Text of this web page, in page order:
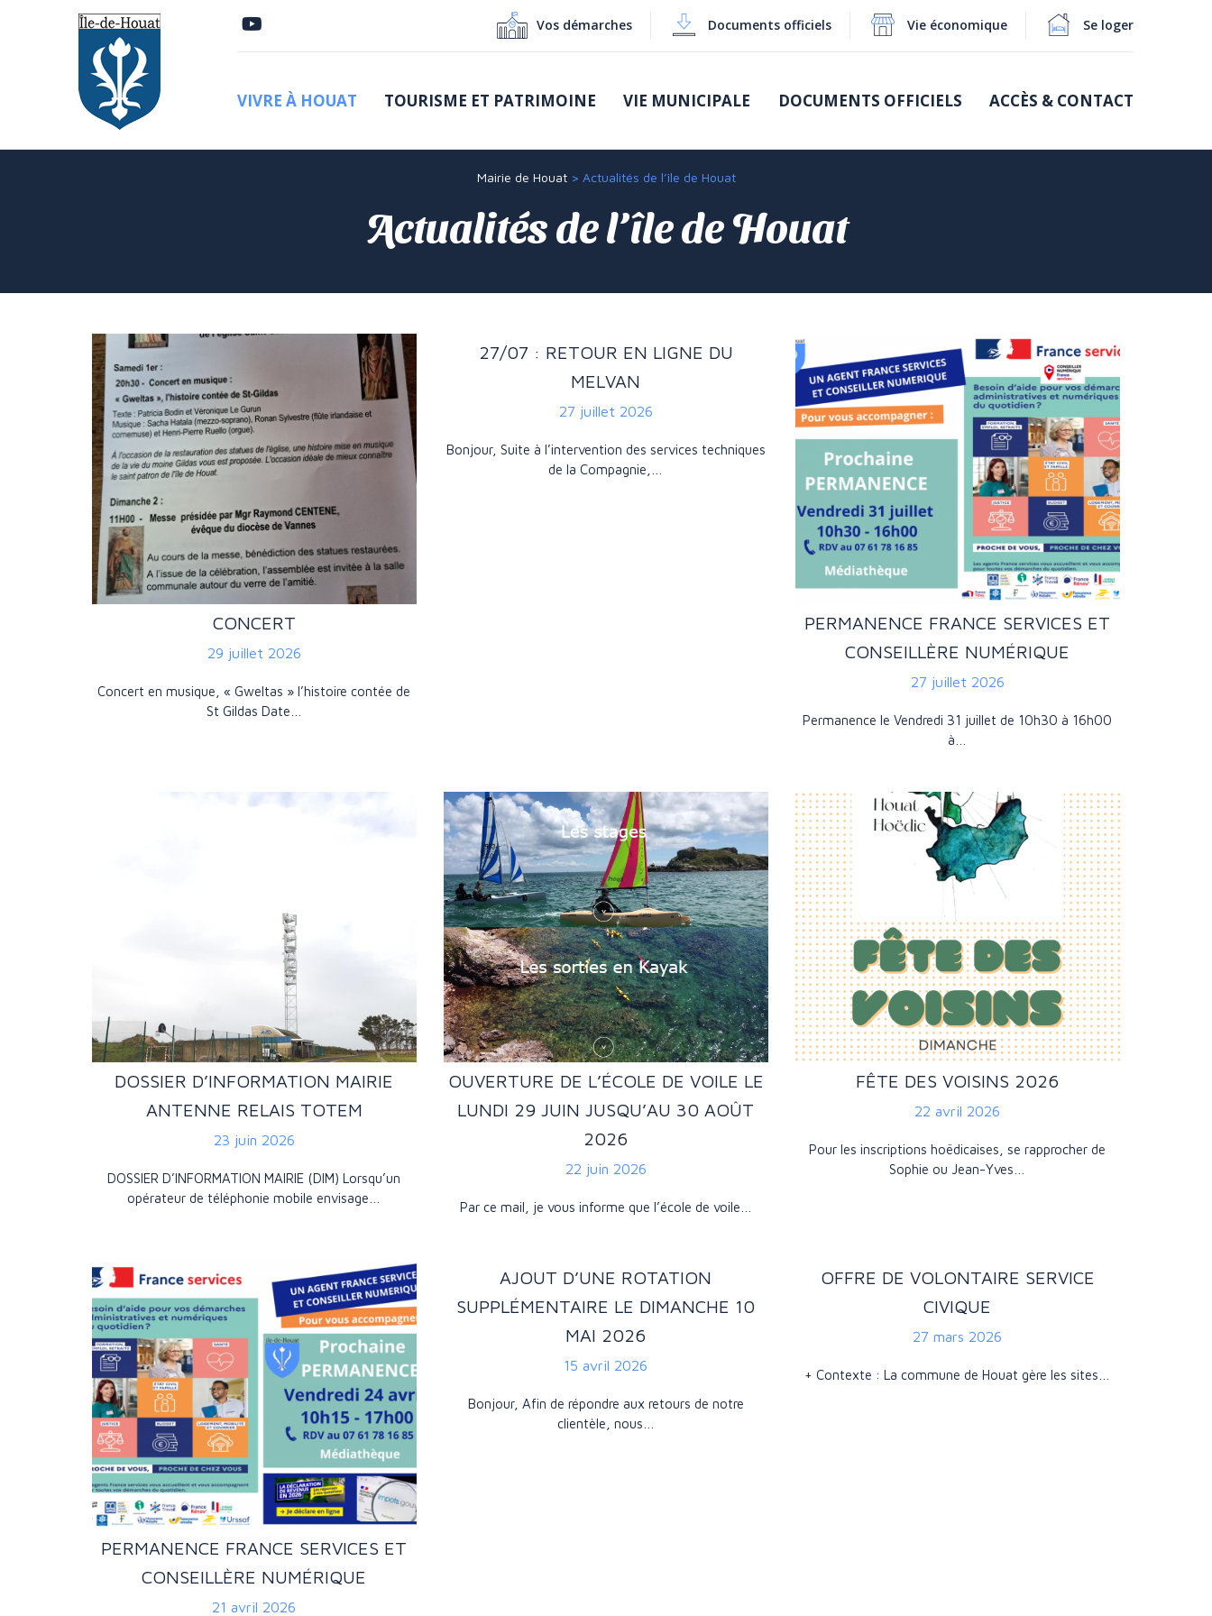
Vos démarches Documents officiels Vie économique Se loger
VIVRE À HOUAT TOURISME ET PATRIMOINE VIE MUNICIPALE DOCUMENTS OFFICIELS ACCÈS & CONTACT
Mairie de Houat> Actualités de l’île de Houat
Actualités de l’île de Houat
CONCERT
29 juillet 2026
Concert en musique, « Gweltas » l’histoire contée de
St Gildas Date…
27/07 : RETOUR EN LIGNE DU
MELVAN
27 juillet 2026
Bonjour, Suite à l’intervention des services techniques
de la Compagnie,…
PERMANENCE FRANCE SERVICES ET
CONSEILLÈRE NUMÉRIQUE
27 juillet 2026
Permanence le Vendredi 31 juillet de 10h30 à 16h00
à…
DOSSIER D’INFORMATION MAIRIE
ANTENNE RELAIS TOTEM
23 juin 2026
DOSSIER D’INFORMATION MAIRIE (DIM) Lorsqu’un
opérateur de téléphonie mobile envisage…
OUVERTURE DE L’ÉCOLE DE VOILE LE
LUNDI 29 JUIN JUSQU’AU 30 AOÛT
2026
22 juin 2026
Par ce mail, je vous informe que l’école de voile…
FÊTE DES VOISINS 2026
22 avril 2026
Pour les inscriptions hoëdicaises, se rapprocher de
Sophie ou Jean-Yves…
PERMANENCE FRANCE SERVICES ET
CONSEILLÈRE NUMÉRIQUE
21 avril 2026
AJOUT D’UNE ROTATION
SUPPLÉMENTAIRE LE DIMANCHE 10
MAI 2026
15 avril 2026
Bonjour, Afin de répondre aux retours de notre
clientèle, nous…
OFFRE DE VOLONTAIRE SERVICE
CIVIQUE
27 mars 2026
+ Contexte : La commune de Houat gère les sites…